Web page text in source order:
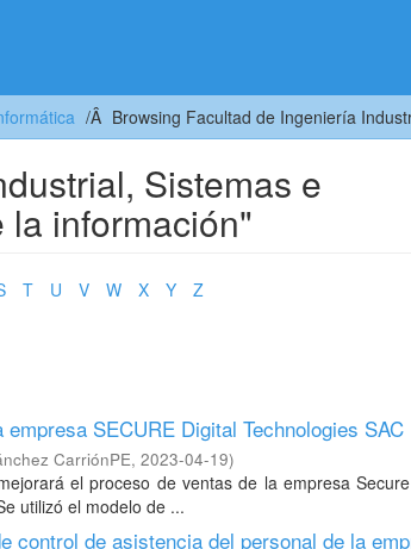
Browsing Facultad de Ingeniería
Sistemas e
la información"
T U V W X Y
Z
SECURE Digital Technologies SAC
CarriónPE, 2023-04-19)
el proceso de ventas de la empresa
utilizó el modelo de ...
control de asistencia del personal de la